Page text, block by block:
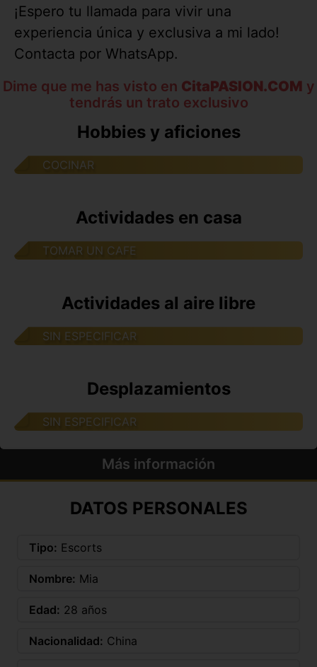
¡Espero tu llamada para vivir una
experiencia única y exclusiva a mi lado!
Contacta por WhatsApp.
Dime que me has visto en CitaPASION.COM y
tendrás un trato exclusivo
Hobbies y aficiones
COCINAR
Actividades en casa
TOMAR UN CAFE
Actividades al aire libre
SIN ESPECIFICAR
Desplazamientos
SIN ESPECIFICAR
Más información
DATOS PERSONALES
Tipo: Escorts
Nombre: Mia
Edad: 28 años
Nacionalidad: China